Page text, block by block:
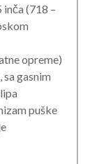
inča (718 –
opreme)
gasnim
puške